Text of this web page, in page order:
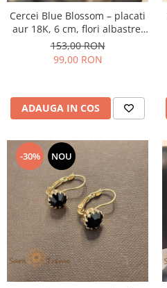
Cercei Blue Blossom – placati
aur 18K, 6 cm, flori albastre,
Brazilia
153,00 RON
99,00 RON
ADAUGA IN COS
-30% NOU